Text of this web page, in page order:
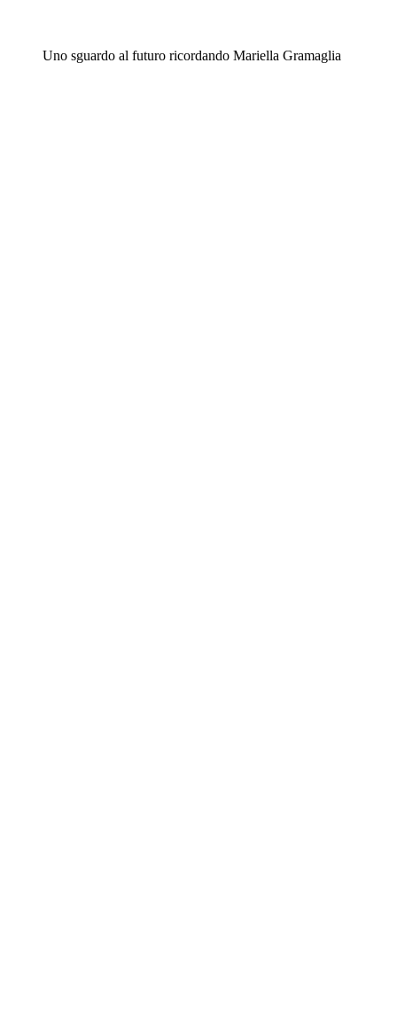
Uno sguardo al futuro ricordando Mariella Gramaglia